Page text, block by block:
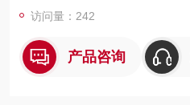
访问量：242
产品咨询